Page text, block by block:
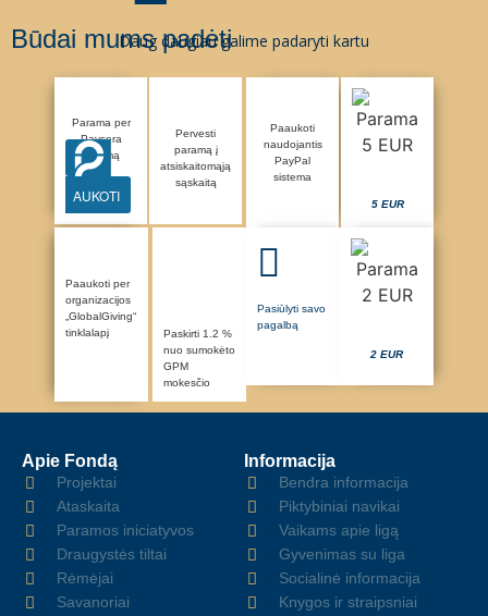
Būdai mums padėti
Daug daugiau galime padaryti kartu
Parama per
Paysera
sistemą
AUKOTI
Pervesti
paramą į
atsiskaitomąją
sąskaitą
Paaukoti
naudojantis
PayPal
sistema
5 EUR
Paaukoti per
organizacijos
„GlobalGiving“
tinklalapį
Paskirti 1.2 %
nuo sumokėto
GPM
mokesčio
Pasiūlyti savo
pagalbą
2 EUR
Apie Fondą
Projektai
Ataskaita
Paramos iniciatyvos
Draugystės tiltai
Rėmėjai
Savanoriai
Informacija
Bendra informacija
Piktybiniai navikai
Vaikams apie ligą
Gyvenimas su liga
Socialinė informacija
Knygos ir straipsniai